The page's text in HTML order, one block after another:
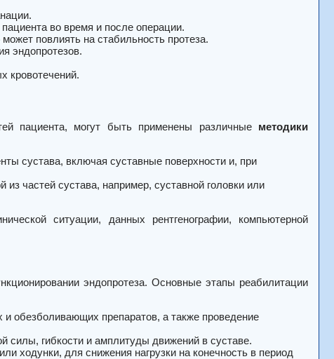
во время и после операции.
повлиять на стабильность протеза.
эндопротезов.
кровотечений.
пациента, могут быть применены различные методики
сустава, включая суставные поверхности и, при
частей сустава, например, суставной головки или
ситуации, данных рентгенографии, компьютерной
эндопротеза. Основные этапы реабилитации
обезболивающих препаратов, а также проведение
силы, гибкости и амплитуды движений в суставе.
ходунки, для снижения нагрузки на конечность в период